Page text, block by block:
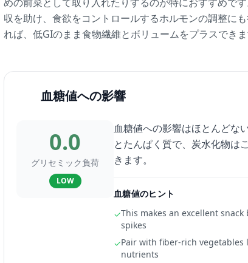
収を助け、食欲をコントロールするホルモンの調整に
れば、低GIのまま食物繊維とボリュームをプラスできま
血糖値への影響
0.0
グリセミック負荷
LOW
血糖値への影響はほとんどな
とたんぱく質で、炭水化物は
きます。
血糖値のヒント
✓This makes an excellent
spikes
✓Pair with fiber-rich
nutrients